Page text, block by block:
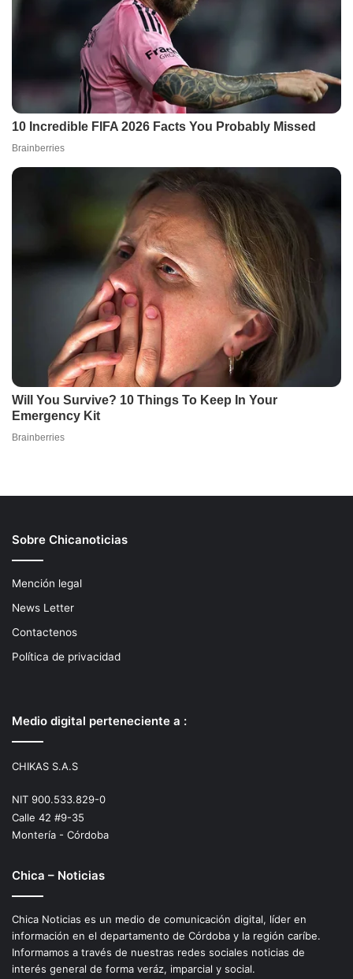
Sobre Chicanoticias
Mención legal
News Letter
Contactenos
Política de privacidad
Medio digital perteneciente a :
CHIKAS S.A.S
NIT 900.533.829-0
Calle 42 #9-35
Montería - Córdoba
Chica – Noticias
Chica Noticias es un medio de comunicación digital, líder en
información en el departamento de Córdoba y la región caríbe.
Informamos a través de nuestras redes sociales noticias de
interés general de forma veráz, imparcial y social.